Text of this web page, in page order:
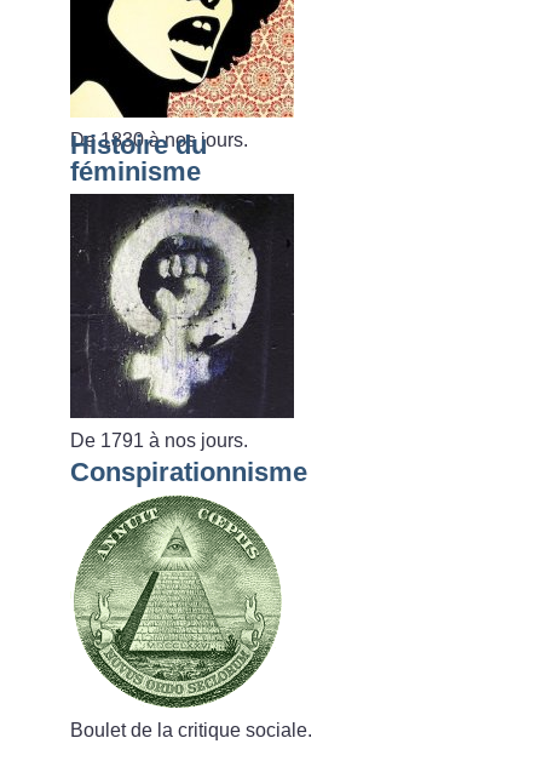
De 1830 à nos jours.
Histoire du
féminisme
De 1791 à nos jours.
Conspirationnisme
Boulet de la critique sociale.